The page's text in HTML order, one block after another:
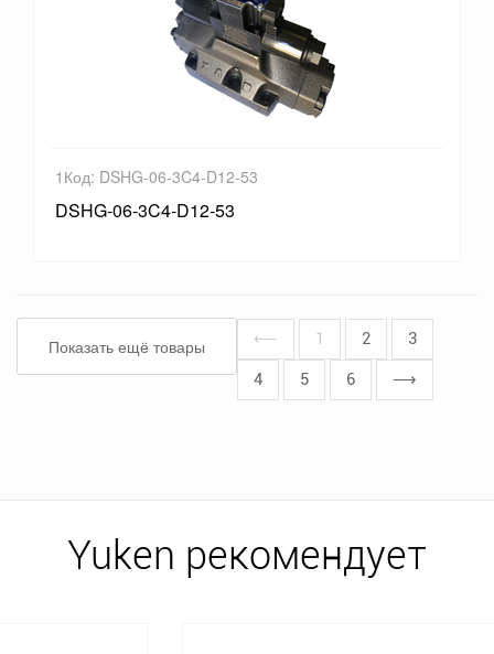
1Код: DSHG-06-3C4-D12-53
DSHG-06-3C4-D12-53
Показать ещё товары ⟵ 1 2 3
4 5 6 ⟶
Yuken рекомендует